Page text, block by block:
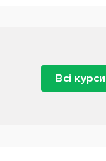
Всі курси